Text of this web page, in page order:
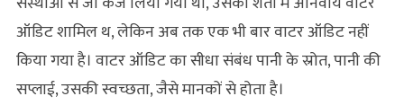
ऑडिट शामिल थ, लेकिन अब तक एक भी बार वाटर ऑडिट नहीं
किया गया है। वाटर ऑडिट का सीधा संबंध पानी के स्रोत, पानी की
सप्लाई, उसकी स्वच्छता, जैसे मानकों से होता है।